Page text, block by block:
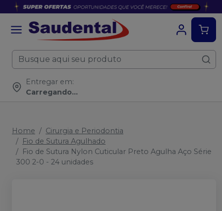
Entregar em:
Carregando...
Home
Cirurgia e Periodontia
Fio de Sutura Agulhado
Fio de Sutura Nylon Cuticular Preto Agulha Aço Série
300 2-0 - 24 unidades